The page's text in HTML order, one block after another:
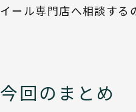
イール専門店へ相談する
今回のまとめ